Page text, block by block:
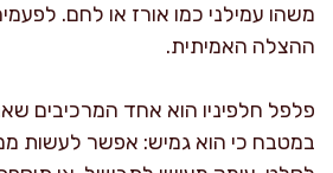
משהו עמילני כמו אורז או לחם.
ההצלה האמיתית.
פלפל חלפיניו הוא אחד המרכיבים
במטבח כי הוא גמיש: אפשר לעשות